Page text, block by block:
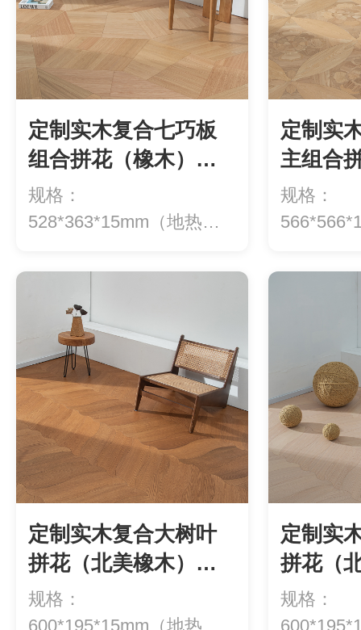
定制实木复合七巧板
组合拼花（橡木）大
YXX35（多层）/小
YXX-3
规格：
528*363*15mm（地热专
定制实
主组合
大
YX
规格：
定制实木复合大树叶
拼花（北美橡木）
YXX32（多层）
规格：
600*195*15mm（地热专
定制实
拼花（
YXX31
规格：